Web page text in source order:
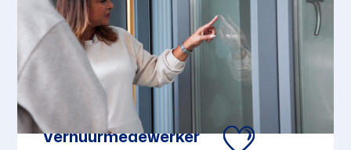
Verhuurmedewerker